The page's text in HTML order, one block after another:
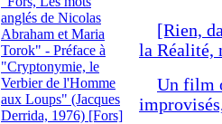
anglés de Nicolas
Abraham et Maria
Torok" - Préface à
"Cryptonymie, le
Verbier de l'Homme
aux Loups" (Jacques
Derrida, 1976) [Fors]
[Rien,
la Réalité,
Un film